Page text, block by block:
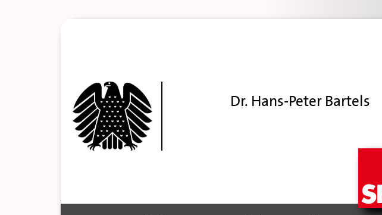
Dr. Hans-Peter Bartels